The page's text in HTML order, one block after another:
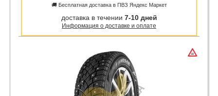
🚚 Бесплатная доставка в ПВЗ Яндекс Маркет
доставка в течении 7-10 дней
Информация о доставке и оплате